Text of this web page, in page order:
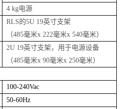
4 kg电源
RLS的5U 19英寸支架
（485毫米x 222毫米x 540毫米）
2U 19英寸支架 ，用于电源设备
（485毫米x 90毫米x 250毫米）
100-240Vac
50-60Hz